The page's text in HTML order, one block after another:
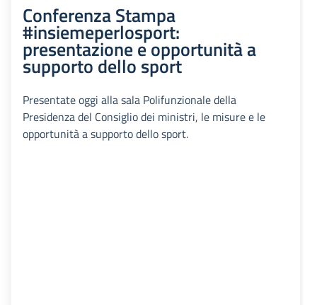
Conferenza Stampa
#insiemeperlosport:
presentazione e opportunità a
supporto dello sport
Presentate oggi alla sala Polifunzionale della
Presidenza del Consiglio dei ministri, le misure e le
opportunità a supporto dello sport.